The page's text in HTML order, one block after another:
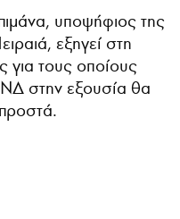
υποψήφιος της
εξηγεί στη
για τους οποίους
ΝΔ στην εξουσία θα